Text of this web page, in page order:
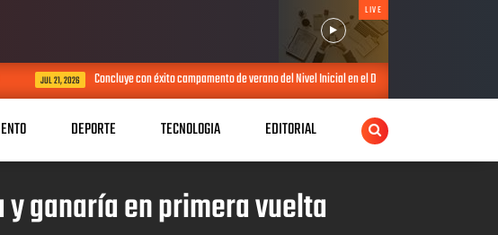
LIVE
JUL 21, 2026 Concluye con éxito campamento de verano del Nivel Inicial en el Distrito Educativo 13-04 de
DEPORTE TECNOLOGIA EDITORIAL
ganaría en primera vuelta